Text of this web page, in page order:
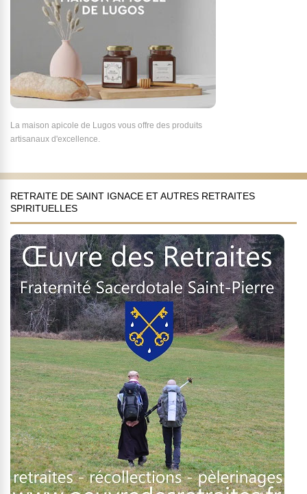
La maison apicole de Lugos vous offre des produits
artisanaux d'excellence.
RETRAITE DE SAINT IGNACE ET AUTRES RETRAITES
SPIRITUELLES